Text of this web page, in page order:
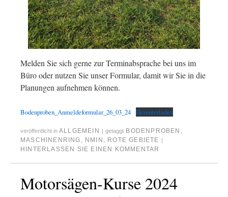
Melden Sie sich gerne zur Terminabsprache bei uns im
Büro oder nutzen Sie unser Formular, damit wir Sie in die
Planungen aufnehmen können.
Bodenproben_Anmeldeformular_26_03_24 Herunterladen
veröffentlicht in ALLGEMEIN getaggt BODENPROBEN ,
MASCHINENRING , NMIN , ROTE GEBIETE
HINTERLASSEN SIE EINEN KOMMENTAR
Motorsägen-Kurse 2024